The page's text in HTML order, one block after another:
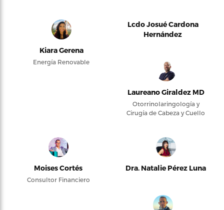
Kiara Gerena
Energía Renovable
Lcdo Josué Cardona
Hernández
Laureano Giraldez MD
Otorrinolaringología y
Cirugía de Cabeza y Cuello
Moises Cortés
Consultor Financiero
Dra. Natalie Pérez Luna